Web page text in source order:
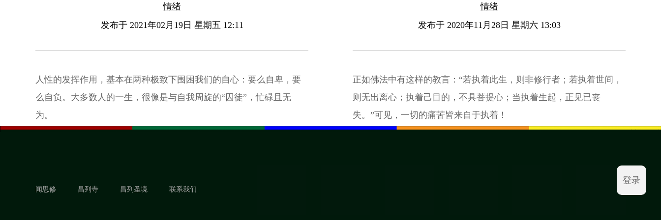
情绪
发布于 2021年02月19日 星期五 12:11
人性的发挥作用，基本在两种极致下围困我们的自心：要么自卑，要
么自负。大多数人的一生，很像是与自我周旋的“囚徒”，忙碌且无
为。
情绪
发布于 2020年11月28日 星期六 13:03
正如佛法中有这样的教言：“若执着此生，则非修行者；若执着世间，
则无出离心；执着己目的，不具菩提心；当执着生起，正见已丧
失。”可见，一切的痛苦皆来自于执着！
闻思修 昌列寺 昌列圣境 联系我们
登录